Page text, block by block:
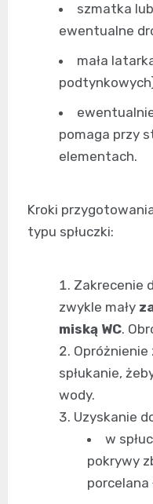
szmatka
ewentualne
mała
pomaga przy
elementach.
Kroki
typu spłuczki:
Zakrecenie
zwykle mały
miską WC.
Opróżnienie
spłukanie,
wody.
Uzyskanie
w
pokrywy
porcelana